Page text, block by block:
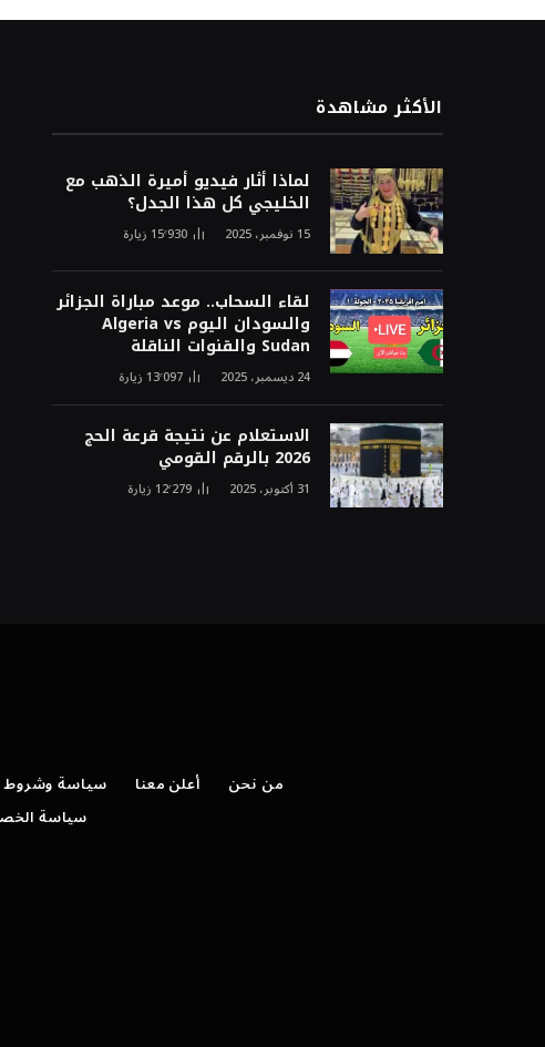
الأكثر مشاهدة
لماذا أثار فيديو أميرة الذهب مع
الخليجي كل هذا الجدل؟
15 نوفمبر، 2025 15٬930 زيارة
لقاء السحاب.. موعد مباراة الجزائر
والسودان اليوم Algeria vs
Sudan والقنوات الناقلة
24 ديسمبر، 2025 13٬097 زيارة
الاستعلام عن نتيجة قرعة الحج
2026 بالرقم القومي
31 أكتوبر، 2025 12٬279 زيارة
من نحن أعلن معنا سياسة وشروط
سياسة